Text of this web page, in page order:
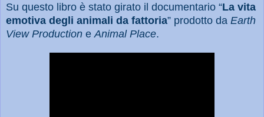
Su questo libro è stato girato il documentario “La vita
emotiva degli animali da fattoria” prodotto da Earth
View Production e Animal Place.